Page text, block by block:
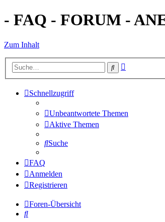
- FAQ - FORUM -
Zum Inhalt
Suche
Schnellzugriff
Unbeantwortete Themen
Aktive Themen
Suche
FAQ
Anmelden
Registrieren
Foren-Übersicht
Suche